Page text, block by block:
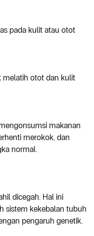
pada kulit atau otot
melatih otot dan kulit
makanan
merokok, dan
normal.
dicegah. Hal ini
sistem kekebalan tubuh
pengaruh genetik.